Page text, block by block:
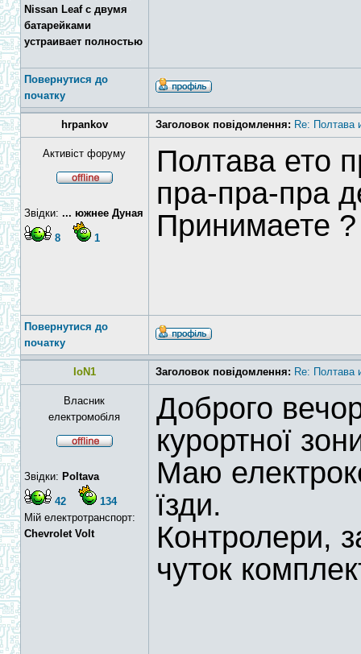
Nissan Leaf с двумя
батарейками
устраивает полностью
Повернутися до
початку
hrpankov Заголовок повідомлення: Re: Полтава
Активіст форуму
Звідки: ... южнее Дуная
8 1
Полтава ето
пра-пра-пра
Принимаете ?
Повернутися до
початку
IoN1 Заголовок повідомлення: Re: Полтава
Власник
електромобіля
Звідки: Poltava
42
134
Мій електротранспорт:
Chevrolet Volt
Доброго
курортної
Маю
їзди.
Контролери,
чуток